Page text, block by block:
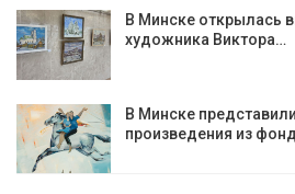
В Минске открылась
художника Виктора…
В Минске
произведения из